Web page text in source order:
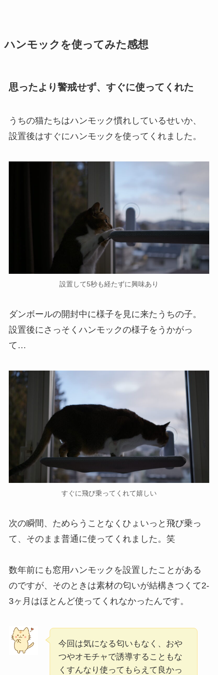
ハンモックを使ってみた感想
思ったより警戒せず、すぐに使ってくれた
うちの猫たちはハンモック慣れしているせいか、
設置後はすぐにハンモックを使ってくれました。
設置して5秒も経たずに興味あり
ダンボールの開封中に様子を見に来たうちの子。
設置後にさっそくハンモックの様子をうかがっ
て…
すぐに飛び乗ってくれて嬉しい
次の瞬間、ためらうことなくひょいっと飛び乗っ
て、そのまま普通に使ってくれました。笑
数年前にも窓用ハンモックを設置したことがある
のですが、そのときは素材の匂いが結構きつくて2-
3ヶ月はほとんど使ってくれなかったんです。
今回は気になる匂いもなく、おや
つやオモチャで誘導することもな
くすんなり使ってもらえて良かっ